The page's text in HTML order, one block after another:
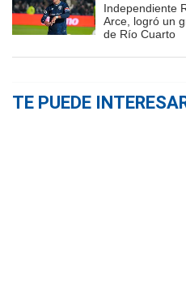
Independiente
Arce, logró un
de Río Cuarto
TE PUEDE